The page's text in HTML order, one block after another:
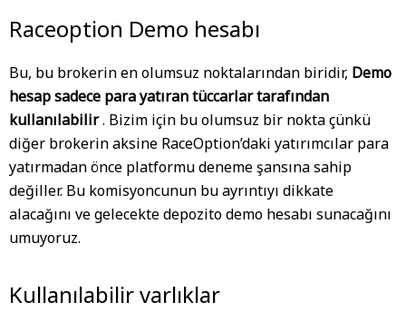
Raceoption Demo hesabı
Bu, bu brokerin en olumsuz noktalarından biridir, Demo
hesap sadece para yatıran tüccarlar tarafından
kullanılabilir. Bizim için bu olumsuz bir nokta çünkü
diğer brokerin aksine RaceOption’daki yatırımcılar para
yatırmadan önce platformu deneme şansına sahip
değiller. Bu komisyoncunun bu ayrıntıyı dikkate
alacağını ve gelecekte depozito demo hesabı sunacağını
umuyoruz.
Kullanılabilir varlıklar